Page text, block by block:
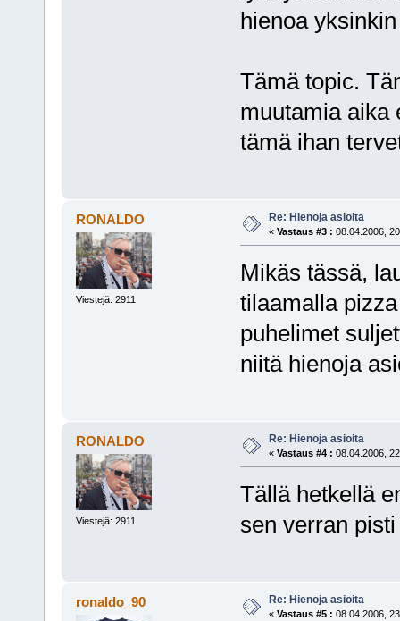
hienoa
Tämä topic.
muutamia aika
tämä ihan
RONALDO
Viestejä: 2911
Re: Hienoja asioita
« Vastaus #3 : 08.04.2006,
Mikäs tässä,
tilaamalla
puhelimet
niitä hienoja
RONALDO
Viestejä: 2911
Re: Hienoja asioita
« Vastaus #4 : 08.04.2006,
Tällä hetkellä
sen verran
ronaldo_90 Re: Hienoja asioita
« Vastaus #5 : 08.04.2006,